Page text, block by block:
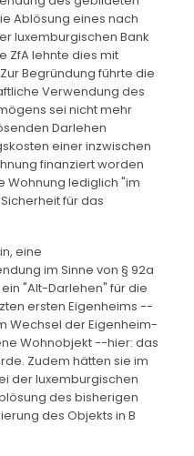
Ablösung eines nach
luxemburgischen Bank
ZfA lehnte dies mit
Begründung führte die
Verwendung des
sei nicht mehr
Darlehen
einer inzwischen
finanziert worden
Wohnung lediglich "im
für das
eine
im Sinne von § 92a
"Alt-Darlehen" für die
ersten Eigenheims --
Wechsel der Eigenheim-
Wohnobjekt --hier: das
Zudem hätten sie im
der luxemburgischen
des bisherigen
des Objekts in B